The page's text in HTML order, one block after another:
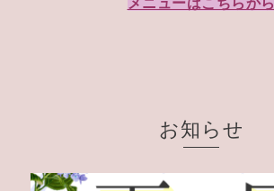
メニューはこちらから
お知らせ